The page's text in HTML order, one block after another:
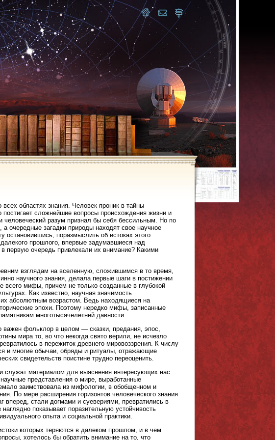
областях знания. Человек проник в тайны
сложнейшие вопросы происхождения жизни и
человеческий разум признал бы себя бессильным. Но по
очередные загадки природы находят свое научное
поразмыслить об истоках этого
прошлого, впервые задумавшиеся над
первую очередь привлекали их внимание? Какими
взглядам на вселенную, сложившимся в то время,
научного знания, делала первые шаги в постижении
мифы, причем не только созданные в глубокой
Как известно, научная значимость
абсолютным возрастом. Ведь находящиеся на
эпохи. Поэтому нередко мифы, записанные
многотысячелетней давности.
важен фольклор в целом — сказки, предания, эпос,
мира то, во что некогда свято верили, не исчезло
в пережиток древнего мировоззрения. К числу
и многие обычаи, обряды и ритуалы, отражающие
свидетельств поистине трудно переоценить.
материалом для выяснения интересующих нас
представления о мире, выработанные
заимствовала из мифологии, в обобщенном и
По мере расширения горизонтов человеческого знания
вперед, стали догмами и суевериями, превратились в
показывает поразительную устойчивость
опыта и социальной практики.
которых теряются в далеком прошлом, и в чем
хотелось бы обратить внимание на то, что